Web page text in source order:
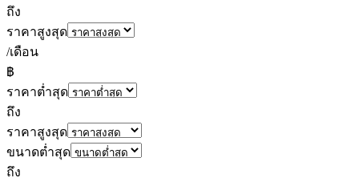
ถึง
ราคาสูงสุด
/เดือน
฿
ราคาต่ำสุด
ถึง
ราคาสูงสุด
ขนาดต่ำสุด
ถึง